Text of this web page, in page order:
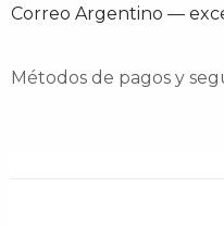
Correo Argentino —
Métodos de pagos y